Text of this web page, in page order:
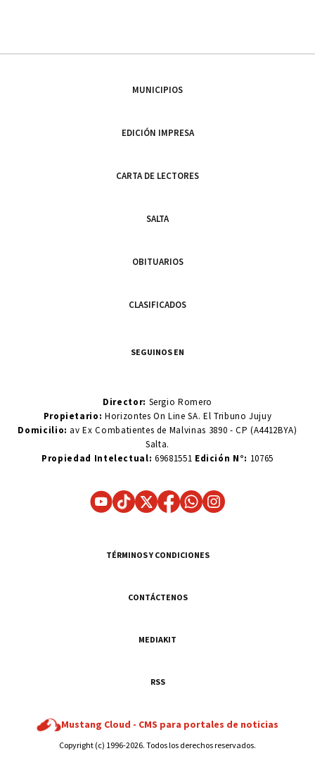
MUNICIPIOS
EDICIÓN IMPRESA
CARTA DE LECTORES
SALTA
OBITUARIOS
CLASIFICADOS
SEGUINOS EN
Director: Sergio Romero
Propietario:Horizontes On Line SA. El Tribuno Jujuy
Domicilio: av Ex Combatientes de Malvinas 3890 - CP (A4412BYA)
Salta.
Propiedad Intelectual: 69681551 Edición N°: 10765
TÉRMINOS Y CONDICIONES
CONTÁCTENOS
MEDIAKIT
RSS
Mustang Cloud - CMS para portales de noticias
Copyright (c) 1996-2026. Todos los derechos reservados.